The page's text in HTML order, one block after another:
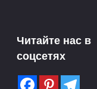
Читайте нас в
соцсетях